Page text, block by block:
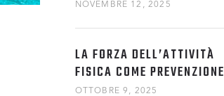
NOVEMBRE 12, 2025
LA FORZA DELL’ATTIVITÀ
FISICA COME PREVENZIONE
OTTOBRE 9, 2025